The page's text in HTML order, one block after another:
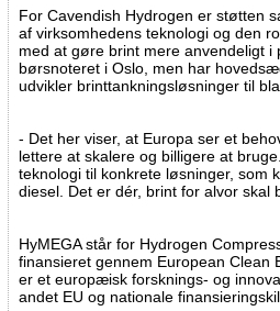
For Cavendish Hydrogen er støtten
af virksomhedens teknologi og den
med at gøre brint mere anvendeligt i
børsnoteret i Oslo, men har
udvikler brinttankningsløsninger til
- Det her viser, at Europa ser et
lettere at skalere og billigere at
teknologi til konkrete løsninger, som
diesel. Det er dér, brint for alvor
HyMEGA står for Hydrogen
finansieret gennem European Clean
er et europæisk forsknings- og
andet EU og nationale